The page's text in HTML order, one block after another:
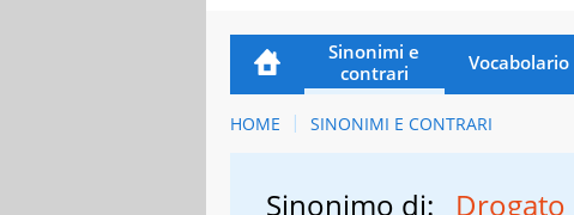
Sinonimi e
contrari
Vocabolario
HOME SINONIMI E CONTRARI
Sinonimo di: Drogato